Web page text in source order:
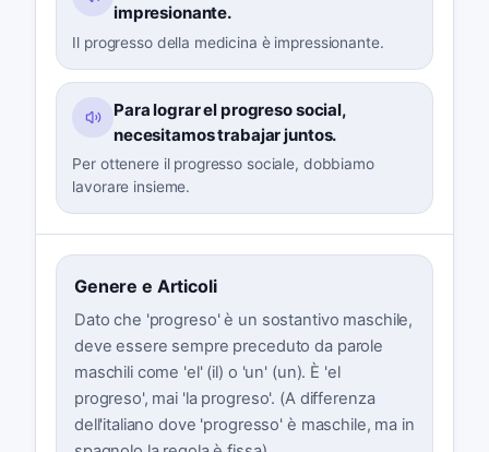
impresionante.
Il progresso della medicina è impressionante.
Para lograr el progreso social,
necesitamos trabajar juntos.
Per ottenere il progresso sociale, dobbiamo
lavorare insieme.
Genere e Articoli
Dato che 'progreso' è un sostantivo maschile,
deve essere sempre preceduto da parole
maschili come 'el' (il) o 'un' (un). È 'el
progreso', mai 'la progreso'. (A differenza
dell'italiano dove 'progresso' è maschile, ma in